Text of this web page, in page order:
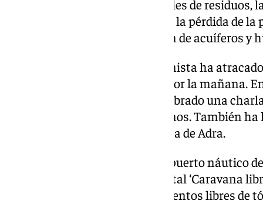
agroindustria, los vertidos ilegales de
fotovoltaicas y el déficit hídrico, la pérdida de la
biodiversidad, la contaminación de acuíferos y
El velero del grupo conservacionista ha
permanecer hasta este jueves por la mañana.
Árbol de las Piruletas, se ha celebrado una
marina, y parques eólicos marinos. También
Blancazul de Promar por la costa de Adra.
El jueves por la tarde llegará al puerto náutico
en la vela del velero el documental ‘Caravana
alternativas para producir alimentos libres de